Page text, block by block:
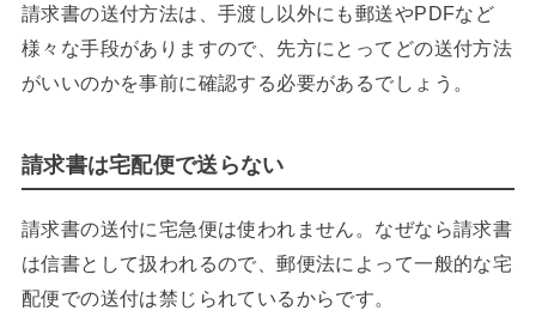
請求書の送付方法は、手渡し以外にも郵送やPDFなど
様々な手段がありますので、先方にとってどの送付方法
がいいのかを事前に確認する必要があるでしょう。
請求書は宅配便で送らない
請求書の送付に宅急便は使われません。なぜなら請求書
は信書として扱われるので、郵便法によって一般的な宅
配便での送付は禁じられているからです。